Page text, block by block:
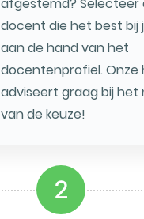
afgestemd? Selecteer
docent die het best bij
aan de hand van het
docentenprofiel. Onze
adviseert graag bij het
van de keuze!
2